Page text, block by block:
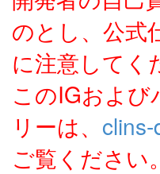
のとし、公式
に注意してく
このIGおよび
リーは、
ご覧ください。